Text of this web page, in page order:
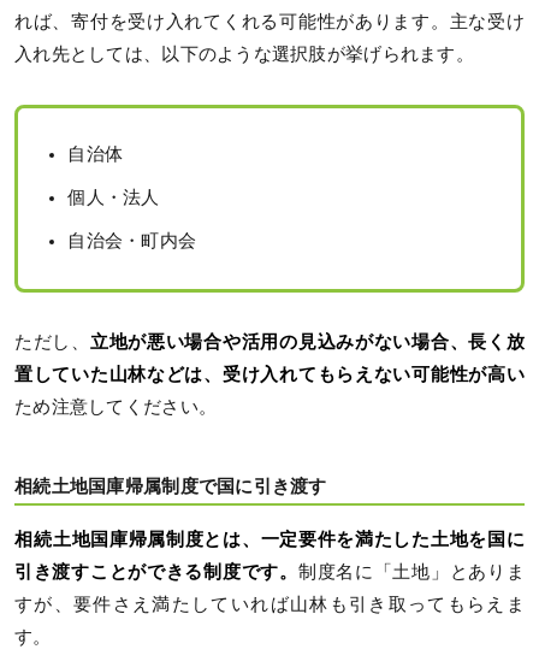
れば、寄付を受け入れてくれる可能性があります。主な受け
入れ先としては、以下のような選択肢が挙げられます。
自治体
個人・法人
自治会・町内会
ただし、 立地が悪い場合や活用の見込みがない場合、長く放
置していた山林などは、受け入れてもらえない可能性が高い
ため注意してください。
相続土地国庫帰属制度で国に引き渡す
相​​続土地国庫帰属制度とは、一定要件を満たした土地を国に
引き渡すことができる制度です。 制度名に「土地」とありま
すが、要件さえ満たしていれば山林も引き取ってもらえま
す。